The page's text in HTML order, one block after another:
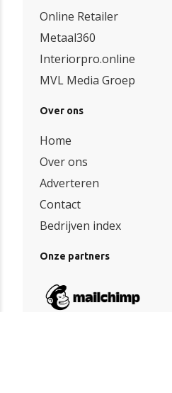
Online Retailer
Metaal360
Interiorpro.online
MVL Media Groep
Over ons
Home
Over ons
Adverteren
Contact
Bedrijven index
Onze partners